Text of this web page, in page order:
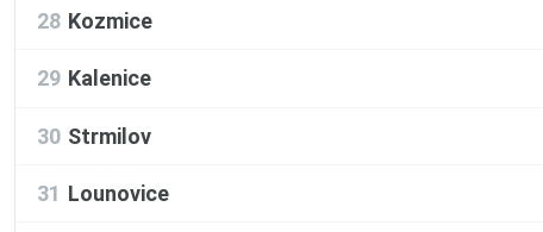
28 Kozmice
29 Kalenice
30 Strmilov
31 Lounovice